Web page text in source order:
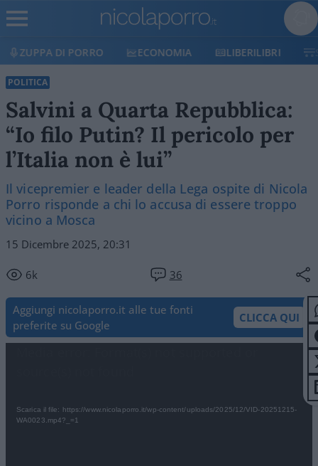
ECONOMIA LIBERILIBRI SHOP SOSTIENICI
POLITICA
Salvini a Quarta Repubblica:
“Io filo Putin? Il pericolo per
l’Italia non è lui”
Il vicepremier e leader della Lega ospite di Nicola
Porro risponde a chi lo accusa di essere troppo
vicino a Mosca
15 Dicembre 2025, 20:31
6k 36
Aggiungi nicolaporro.it alle tue fonti
preferite su Google
CLICCA QUI
Scarica il file: https://www.nicolaporro.it/wp-content/uploads/2025/12/VID-20251215-
WA0023.mp4?_=1